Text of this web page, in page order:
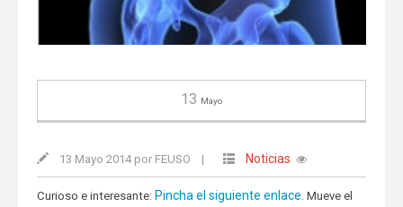
13 Mayo
13 Mayo 2014 por FEUSO | Noticias
Curioso e interesante: Pincha el siguiente enlace. Mueve el